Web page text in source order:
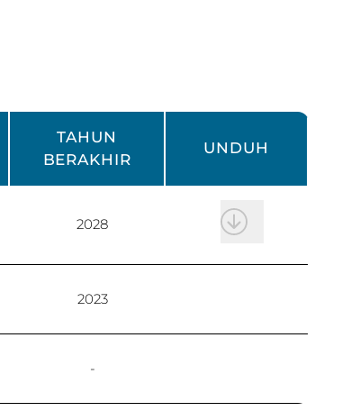
TAHUN
BERAKHIR
UNDUH
2028
2023
-